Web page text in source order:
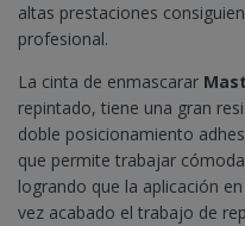
altas prestaciones
profesional.
La cinta de enmascarar
repintado, tiene una gran
doble posicionamiento
que permite trabajar
logrando que la aplicación
vez acabado el trabajo de